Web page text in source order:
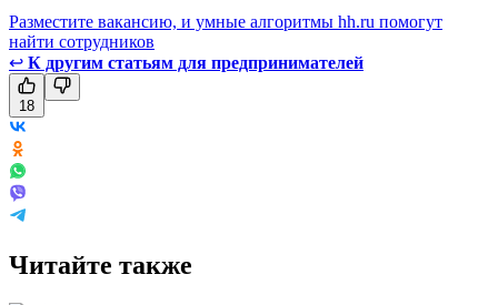
Разместите вакансию, и умные алгоритмы hh.ru помогут
найти сотрудников
↩ К другим статьям для предпринимателей
18
Читайте также